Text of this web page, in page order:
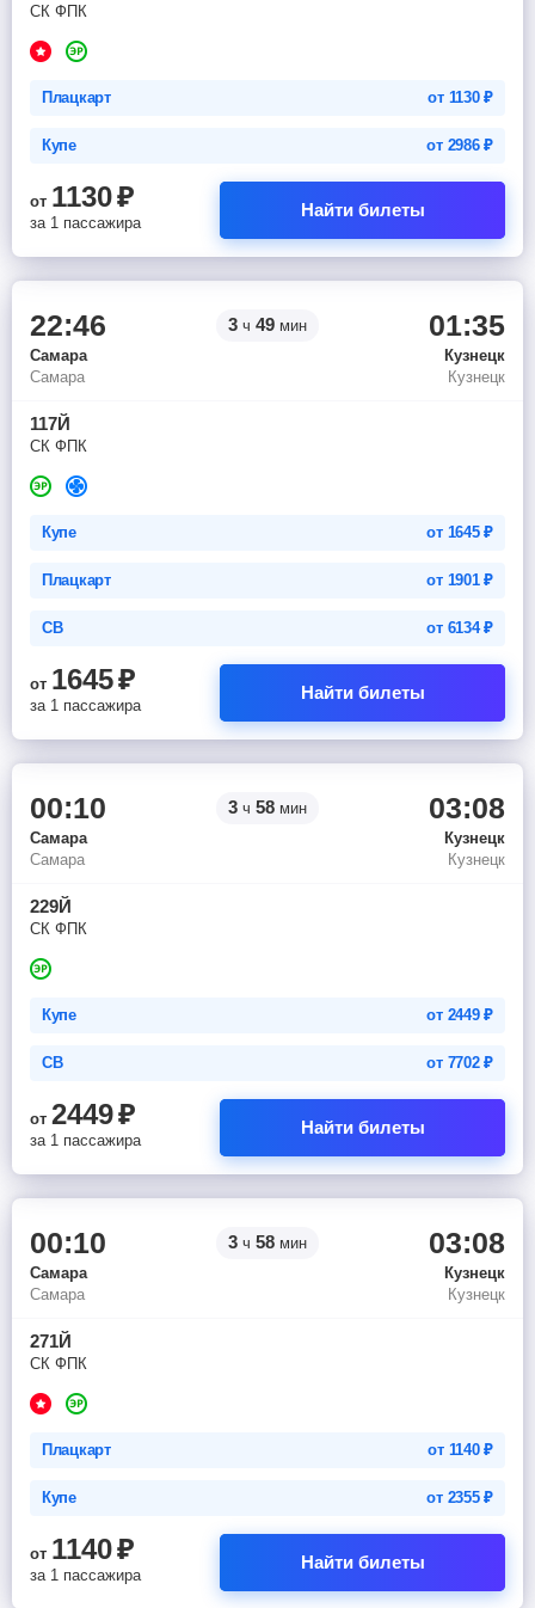
СК ФПК
Плацкарт от 1130₽
Купе от 2986₽
от 1130₽
за 1 пассажира
Найти билеты
22:46 3 ч 49 мин 01:35
Самара
Кузнецк
Самара
Кузнецк
117Й
СК ФПК
Купе от 1645₽
Плацкарт от 1901₽
СВ от 6134₽
от 1645₽
за 1 пассажира
Найти билеты
00:10 3 ч 58 мин 03:08
Самара
Кузнецк
Самара
Кузнецк
229Й
СК ФПК
Купе от 2449₽
СВ от 7702₽
от 2449₽
за 1 пассажира
Найти билеты
00:10 3 ч 58 мин 03:08
Самара
Кузнецк
Самара
Кузнецк
271Й
СК ФПК
Плацкарт от 1140₽
Купе от 2355₽
от 1140₽
за 1 пассажира
Найти билеты